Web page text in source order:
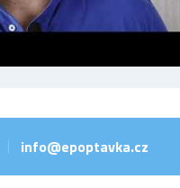
info@epoptavka.cz